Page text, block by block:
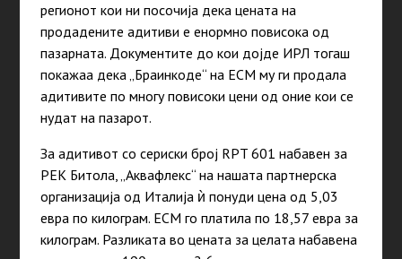
регионот кои ни посочија дека цената на
продадените адитиви е енормно повисока од
пазарната. Документите до кои дојде ИРЛ тогаш
покажаа дека „Браинкоде“ на ЕСМ му ги продала
адитивите по многу повисоки цени од оние кои се
нудат на пазарот.
За адитивот со сериски број RPT 601 набавен за
РЕК Битола, „Аквафлекс“ на нашата партнерска
организација од Италија ѝ понуди цена од 5,03
евра по килограм. ЕСМ го платила по 18,57 евра за
килограм. Разликата во цената за целата набавена